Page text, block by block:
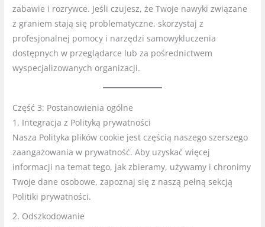
zabawie i rozrywce. Jeśli czujesz, że Twoje nawyki związane
z graniem stają się problematyczne, skorzystaj z
profesjonalnej pomocy i narzędzi samowykluczenia
dostępnych w przeglądarce lub za pośrednictwem
wyspecjalizowanych organizacji.
Część 3: Postanowienia ogólne
1. Integracja z Polityką prywatności
Nasza Polityka plików cookie jest częścią naszego szerszego
zaangażowania w prywatność. Aby uzyskać więcej
informacji na temat tego, jak zbieramy, używamy i chronimy
Twoje dane osobowe, zapoznaj się z naszą pełną sekcją
Politiki prywatności.
2. Odszkodowanie